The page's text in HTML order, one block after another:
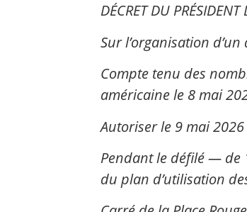
DÉCRET DU
Sur l’organisation
Compte tenu des
américaine le 8 mai
Autoriser le 9 mai
Pendant le défilé — de
du plan d’utilisation